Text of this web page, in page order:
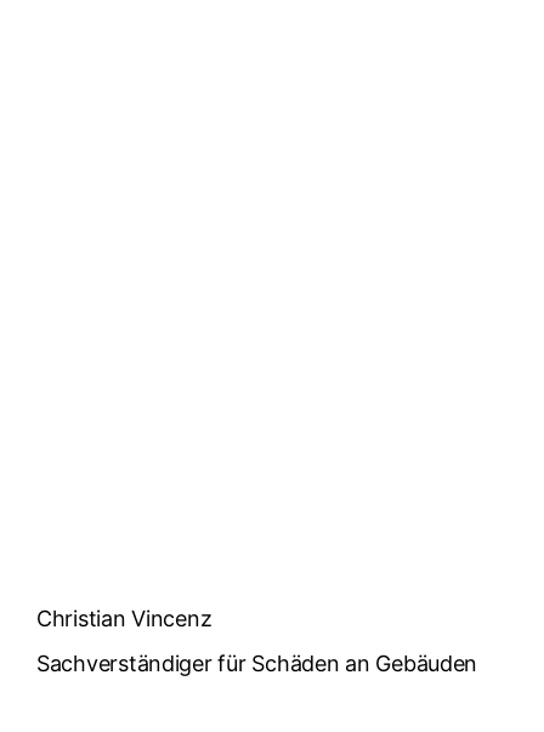
Christian Vincenz
Sachverständiger für Schäden an Gebäuden